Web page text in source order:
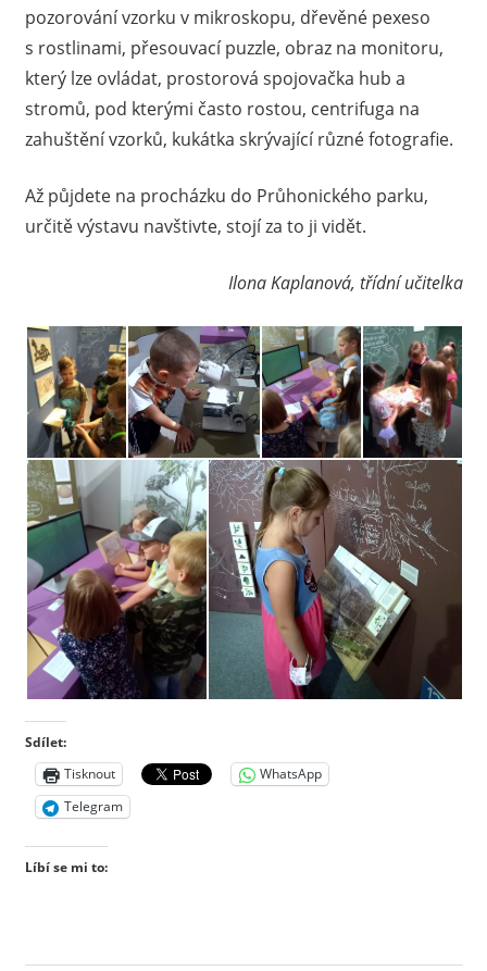
pozorování vzorku v mikroskopu, dřevěné pexeso
s rostlinami, přesouvací puzzle, obraz na monitoru,
který lze ovládat, prostorová spojovačka hub a
stromů, pod kterými často rostou, centrifuga na
zahuštění vzorků, kukátka skrývající různé fotografie.
Až půjdete na procházku do Průhonického parku,
určitě výstavu navštivte, stojí za to ji vidět.
Ilona Kaplanová, třídní učitelka
Sdílet:
Tisknout
WhatsApp
Telegram
Líbí se mi to: